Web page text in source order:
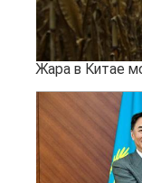
Жара в Китае